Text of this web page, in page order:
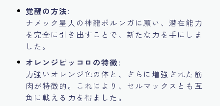
覚醒の方法:
ナメック星人の神龍ポルンガに願い、潜在能力
を完全に引き出すことで、新たな力を手にしま
した。
オレンジピッコロの特徴:
力強いオレンジ色の体と、さらに増強された筋
肉が特徴的。これにより、セルマックスとも互
角に戦える力を得ました。